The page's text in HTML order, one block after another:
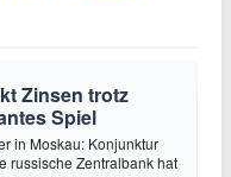
Zinsen trotz
Spiel
in Moskau: Konjunktur
russische Zentralbank hat